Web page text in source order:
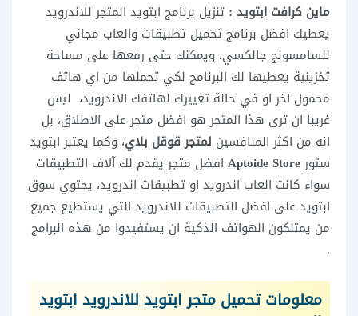
ماين كرافت ابتويد : تنزيل برنامج ابتويد المتجر للاندرويد
يعطيك افضل برنامج تحميل تطبيقات والعاب مجاني
للسامسونج جالكسي، ويمكنك حتى رفعها على مساحة
تخزينية يعطيها لك البرنامج لكي تحملها من اي هاتف
محمول اخر او في حالة تغييرك لهاتفك الاندرويد، ليس
غريبا ان ترى هذا المتجر هو افضل متجر على الاطلاق، بل
انه من اكثر المنافسين لمتجر قوقل بلاي، وكما يعتبر ابتويد
ستور
افضل متجر يقدم لك آلاف التطبيقات
سواء كانت العاب اندرويد او تطبيقات اندرويد، يحتوي سوق
ابتويد على افضل التطبيقات للاندرويد التي يستطيع جميع
من يمتلكون الهواتف الذكية ان يستفيدوا من هذه البرامج
.
معلومات تحميل متجر ابتويد للاندرويد ابتويد